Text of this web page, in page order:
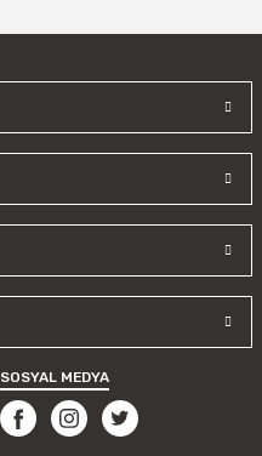
SOSYAL MEDYA